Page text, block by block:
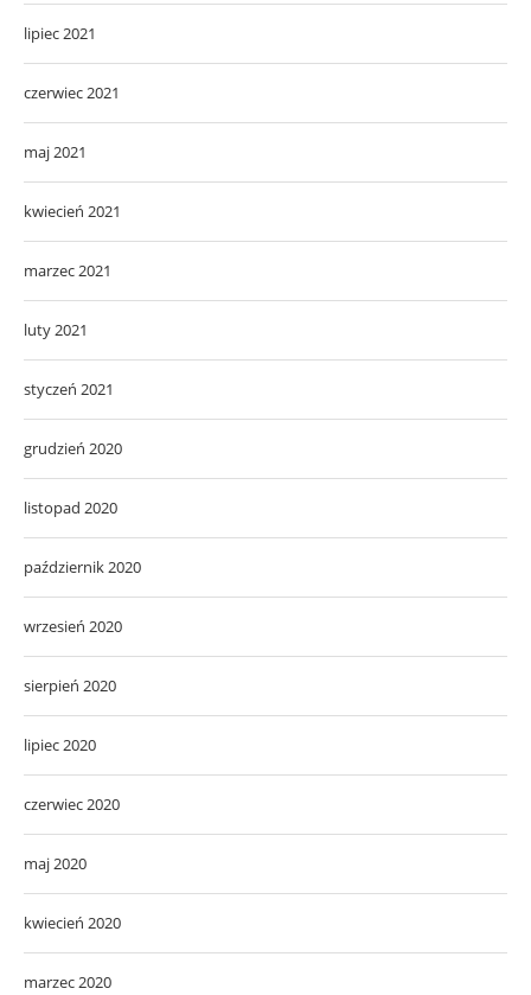
lipiec 2021
czerwiec 2021
maj 2021
kwiecień 2021
marzec 2021
luty 2021
styczeń 2021
grudzień 2020
listopad 2020
październik 2020
wrzesień 2020
sierpień 2020
lipiec 2020
czerwiec 2020
maj 2020
kwiecień 2020
marzec 2020